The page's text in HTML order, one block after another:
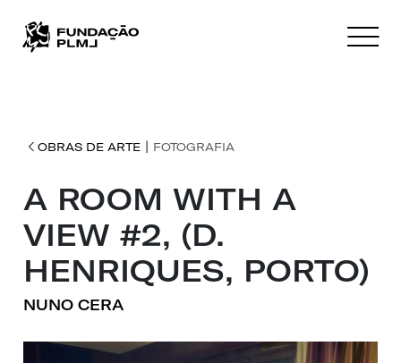
OBRAS DE ARTE| FOTOGRAFIA
A ROOM WITH A
VIEW #2, (D.
HENRIQUES, PORTO)
NUNO CERA